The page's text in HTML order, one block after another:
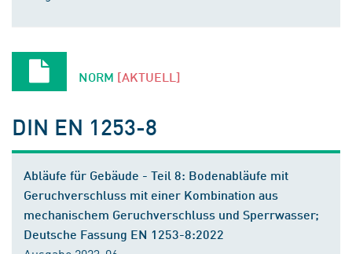
NORM [AKTUELL]
DIN EN 1253-8
Abläufe für Gebäude - Teil 8: Bodenabläufe mit
Geruchverschluss mit einer Kombination aus
mechanischem Geruchverschluss und Sperrwasser;
Deutsche Fassung EN 1253-8:2022